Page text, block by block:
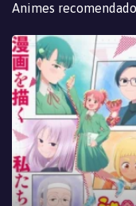
Animes